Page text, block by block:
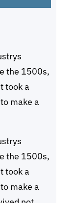
the 1500s,
took a
make a
the 1500s,
took a
make a